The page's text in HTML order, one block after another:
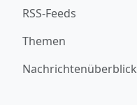
RSS-Feeds
Themen
Nachrichtenüberblick